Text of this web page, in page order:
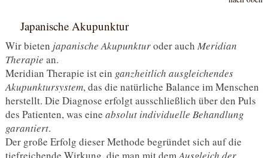
Japanische Akupunktur
Wir bieten japanische Akupunkturoder auch Meridian
Therapie an.
Meridian Therapie ist ein ganzheitlich ausgleichendes
Akupunktursystem, das die natürliche Balance im Menschen
herstellt. Die Diagnose erfolgt ausschließlich über den Puls
des Patienten, was eine absolut individuelle Behandlung
garantiert.
Der große Erfolg dieser Methode begründet sich auf die